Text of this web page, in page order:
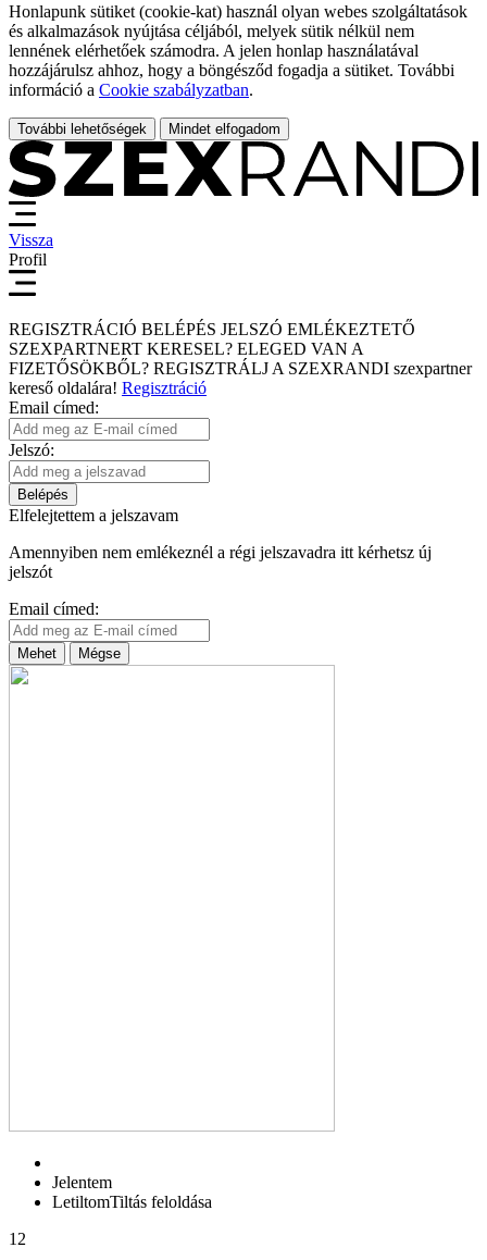
Honlapunk sütiket (cookie-kat) használ olyan webes szolgáltatások
és alkalmazások nyújtása céljából, melyek sütik nélkül nem
lennének elérhetőek számodra. A jelen honlap használatával
hozzájárulsz ahhoz, hogy a böngésződ fogadja a sütiket. További
információ a Cookie szabályzatban.
További lehetőségek Mindet elfogadom
Vissza
Profil
REGISZTRÁCIÓ BELÉPÉS JELSZÓ EMLÉKEZTETŐ
SZEXPARTNERT KERESEL? ELEGED VAN A
FIZETŐSÖKBŐL? REGISZTRÁLJ A SZEXRANDI szexpartner
kereső oldalára! Regisztráció
Email címed:
Jelszó:
Belépés
Elfelejtettem a jelszavam
Amennyiben nem emlékeznél a régi jelszavadra itt kérhetsz új
jelszót
Email címed:
Mehet Mégse
Jelentem
LetiltomTiltás feloldása
12